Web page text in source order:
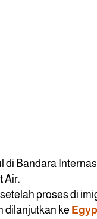
di Bandara
Air.
proses di
dilanjutkan ke